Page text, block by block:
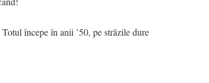
începe în anii ’50, pe străzile dure